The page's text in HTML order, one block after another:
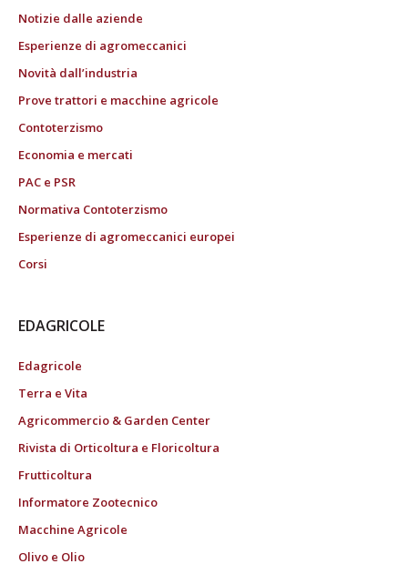
Notizie dalle aziende
Esperienze di agromeccanici
Novità dall’industria
Prove trattori e macchine agricole
Contoterzismo
Economia e mercati
PAC e PSR
Normativa Contoterzismo
Esperienze di agromeccanici europei
Corsi
EDAGRICOLE
Edagricole
Terra e Vita
Agricommercio & Garden Center
Rivista di Orticoltura e Floricoltura
Frutticoltura
Informatore Zootecnico
Macchine Agricole
Olivo e Olio